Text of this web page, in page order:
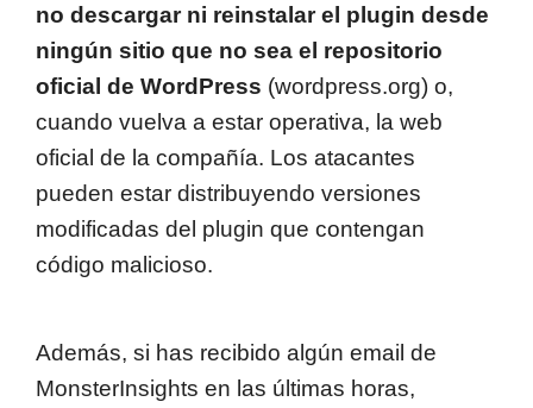
no descargar ni reinstalar el plugin desde
ningún sitio que no sea el repositorio
oficial de WordPress (wordpress.org) o,
cuando vuelva a estar operativa, la web
oficial de la compañía. Los atacantes
pueden estar distribuyendo versiones
modificadas del plugin que contengan
código malicioso.
Además, si has recibido algún email de
MonsterInsights en las últimas horas,